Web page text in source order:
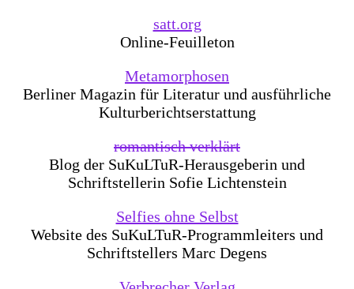
satt.org
Online-Feuilleton
Metamorphosen
Berliner Magazin für Literatur und ausführliche
Kulturberichtserstattung
romantisch verklärt
Blog der SuKuLTuR-Herausgeberin und
Schriftstellerin Sofie Lichtenstein
Selfies ohne Selbst
Website des SuKuLTuR-Programmleiters und
Schriftstellers Marc Degens